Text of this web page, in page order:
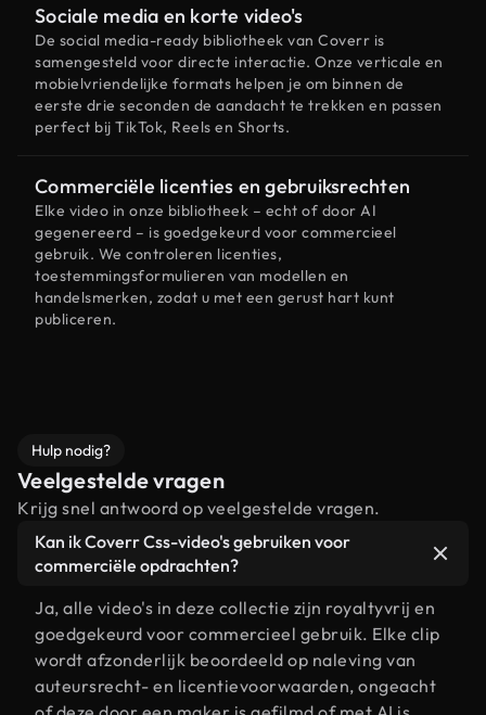
Sociale media en korte video's
De social media-ready bibliotheek van Coverr is
samengesteld voor directe interactie. Onze verticale en
mobielvriendelijke formats helpen je om binnen de
eerste drie seconden de aandacht te trekken en passen
perfect bij TikTok, Reels en Shorts.
Commerciële licenties en gebruiksrechten
Elke video in onze bibliotheek – echt of door AI
gegenereerd – is goedgekeurd voor commercieel
gebruik. We controleren licenties,
toestemmingsformulieren van modellen en
handelsmerken, zodat u met een gerust hart kunt
publiceren.
Hulp nodig?
Veelgestelde vragen
Krijg snel antwoord op veelgestelde vragen.
Kan ik Coverr Css-video's gebruiken voor
commerciële opdrachten?
Ja, alle video's in deze collectie zijn royaltyvrij en
goedgekeurd voor commercieel gebruik. Elke clip
wordt afzonderlijk beoordeeld op naleving van
auteursrecht- en licentievoorwaarden, ongeacht